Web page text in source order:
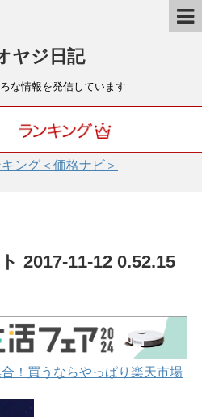
ヤジ日記
な情報を発信しています
ング＜価格ナビ＞
2017-11-12 0.52.15
！買うならやっぱり楽天市場